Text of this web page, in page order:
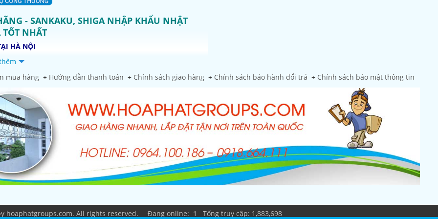
- SANKAKU, SHIGA NHẬP KHẨU NHẬT
NHẤT
HÀ NỘI
Hà Nội
Hưng Yên
Võ, Bắc Ninh
Phú Bình, Thái Nguyên
giàn phơi thông minh Hòa Phát
mua hàng + Hướng dẫn thanh toán + Chính sách giao hàng + Chính sách bảo hành đổi trả + Chính sách bảo mật thông tin
hoaphatgroups.com. All rights reserved. Đang online: 1 Tổng truy cập: 1,883,698